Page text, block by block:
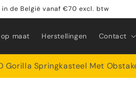
de België vanaf €70 excl. btw
maat Herstellingen Contact
Gorilla Springkasteel Met